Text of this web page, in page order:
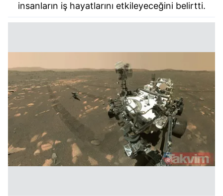
insanların iş hayatlarını etkileyeceğini belirtti.